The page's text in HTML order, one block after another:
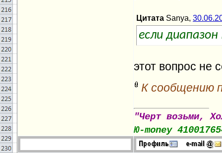
Цитата Sanya,
если
этот вопрос не
К сообщению
"Черт возьми,
Ю-money